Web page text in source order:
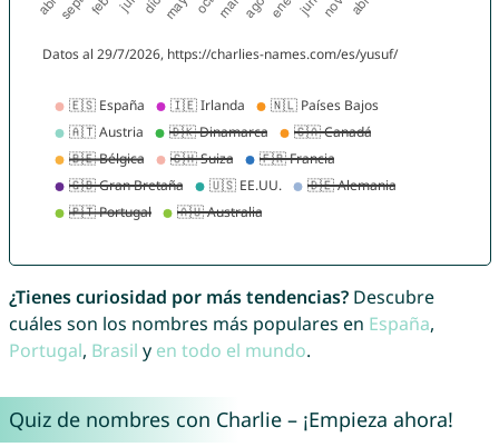
¿Tienes curiosidad por más tendencias?Descubre
cuáles son los nombres más populares en España,
Portugal, Brasil y en todo el mundo.
Quiz de nombres con Charlie – ¡Empieza ahora!